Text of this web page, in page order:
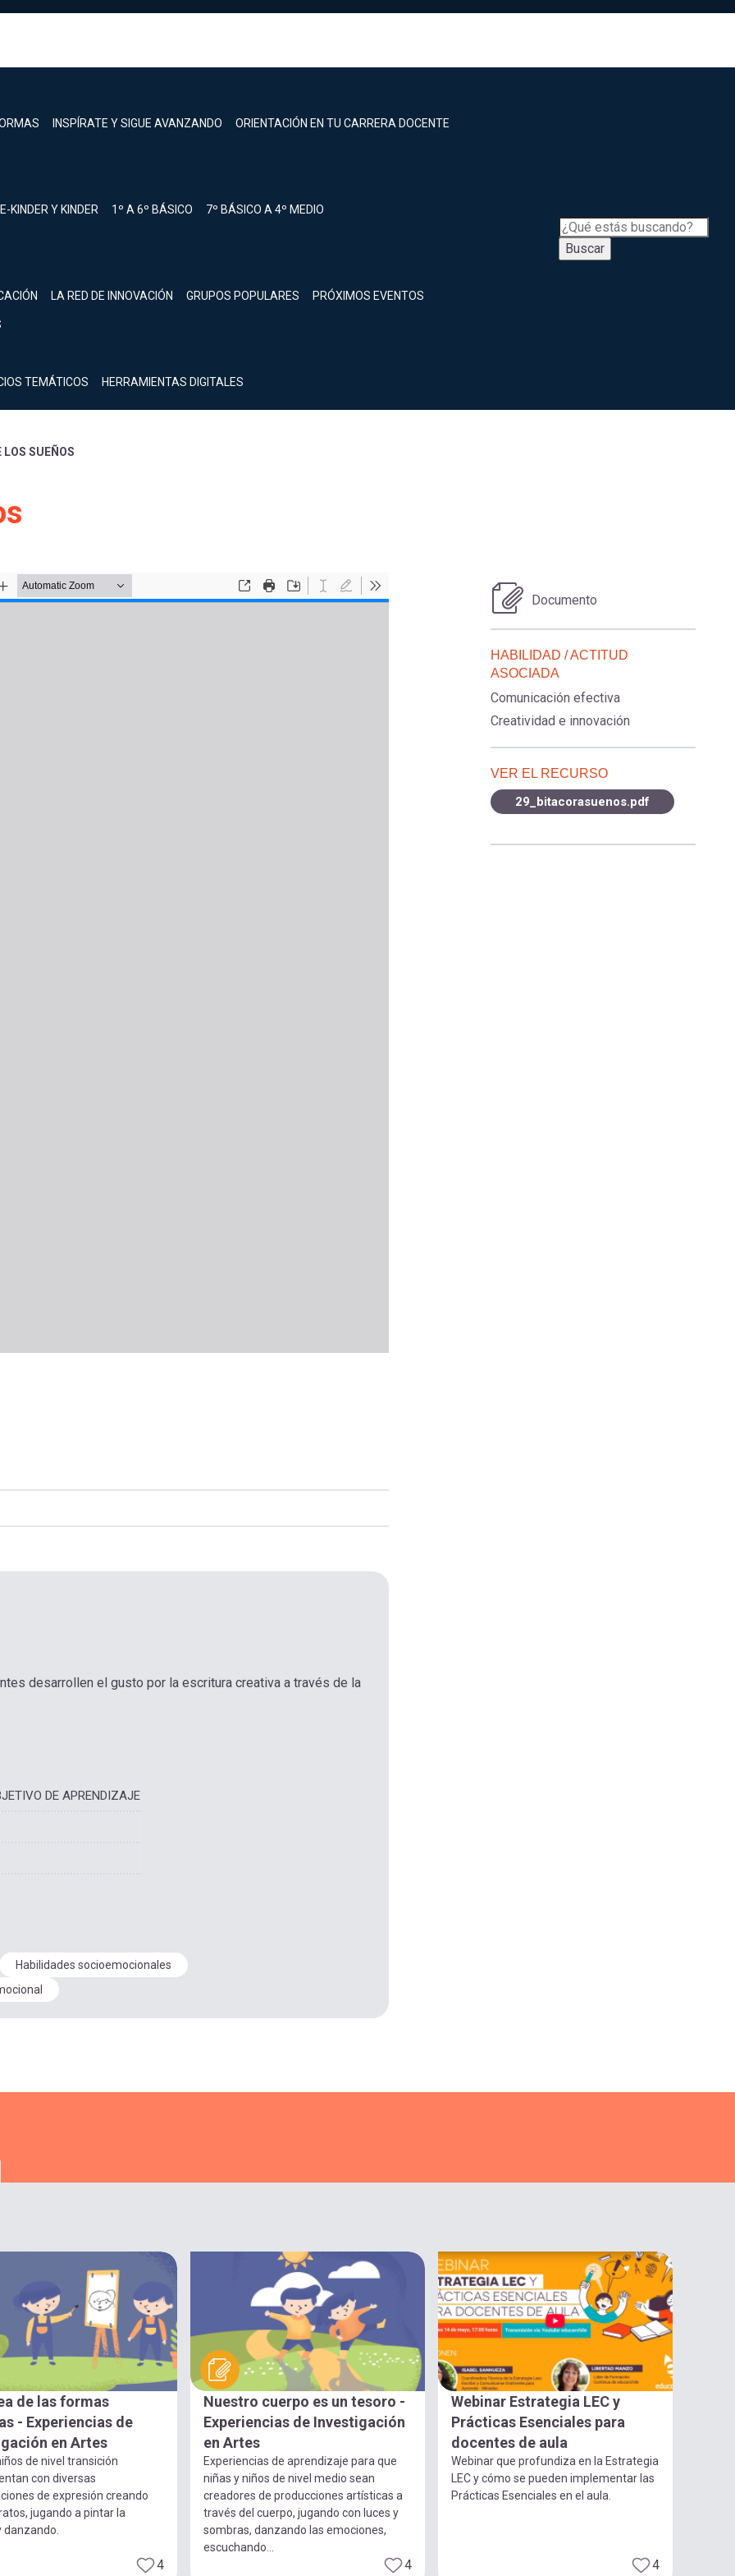
INSPÍRATE Y SIGUE AVANZANDO ORIENTACIÓN EN TU CARRERA DOCENTE
KINDER Y KINDER 1º A 6º BÁSICO 7º BÁSICO A 4º MEDIO
LA RED DE INNOVACIÓN GRUPOS POPULARES PRÓXIMOS EVENTOS
TEMÁTICOS HERRAMIENTAS DIGITALES
Buscar
LOS SUEÑOS
desarrollen el gusto por la escritura creativa a través de la
DE APRENDIZAJE
Habilidades socioemocionales
Documento
HABILIDAD / ACTITUD
ASOCIADA
Comunicación efectiva
Creatividad e innovación
VER EL RECURSO
29_bitacorasuenos.pdf
de las formas
- Experiencias de
en Artes
de nivel transición
con diversas
de expresión creando
jugando a pintar la
danzando.
4
Nuestro cuerpo es un tesoro -
Experiencias de Investigación
en Artes
Experiencias de aprendizaje para que
niñas y niños de nivel medio sean
creadores de producciones artísticas a
través del cuerpo, jugando con luces y
sombras, danzando las emociones,
escuchando...
4
Webinar Estrategia LEC y
Prácticas Esenciales para
docentes de aula
Webinar que profundiza en la Estrategia
LEC y cómo se pueden implementar las
Prácticas Esenciales en el aula.
4
Inicia sesión.